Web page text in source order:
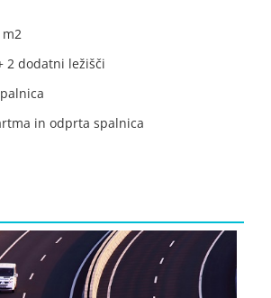
m2
2 dodatni ležišči
in odprta spalnica